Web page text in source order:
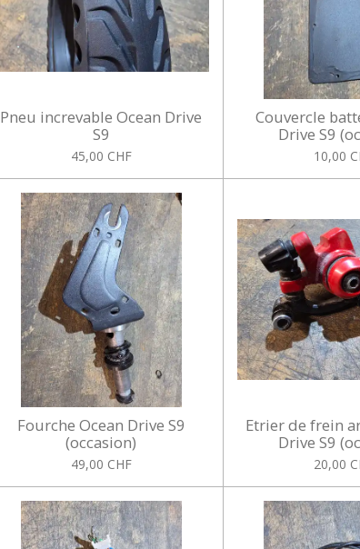
Pneu increvable Ocean Drive
S9
45,00 CHF
Couvercle
Drive S9
10,00
Fourche Ocean Drive S9
(occasion)
49,00 CHF
Etrier de frein
Drive S9
20,00